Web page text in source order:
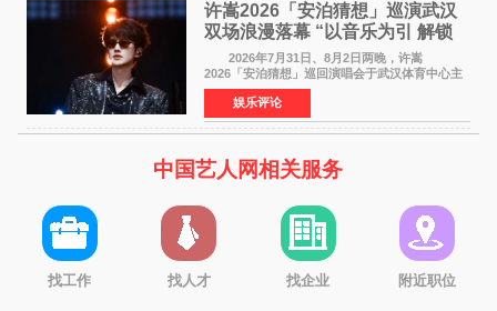
许嵩2026「安泊猜想」巡演武汉
双场浪漫落幕 “以音乐为引 解锁
江城记忆”
2026年7月31日、8月2日两晚，许嵩
2026「安泊猜想」巡回演唱会于武汉体育中心主
体育场盛大开唱。许嵩与数万歌迷在此相聚，从
浪漫惬意的舞台设计到充满诚意与惊喜的现场互
动，共同开启了一场关于
娱乐评论
中国艺人网相关服务
找工作 找人才 找企业 附近职位